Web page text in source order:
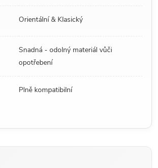
Orientální & Klasický
Snadná - odolný materiál vůči
opotřebení
Plně kompatibilní